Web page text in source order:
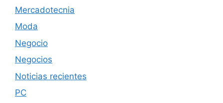
Mercadotecnia
Moda
Negocio
Negocios
Noticias recientes
PC